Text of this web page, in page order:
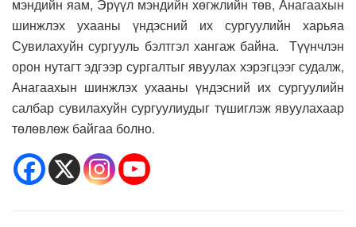
мэндийн яам, Эрүүл мэндийн хөгжлийн төв, Анагаахын
шинжлэх ухааны үндэсний их сургуулийн харьяа
Сувилахуйн сургууль бэлтгэл хангаж байна. Түүнчлэн
орон нутагт эдгээр сургалтыг явуулах хэрэгцээг судалж,
Анагаахын шинжлэх ухааны үндэсний их сургуулийн
салбар сувилахуйн сургуулиудыг түшиглэж явуулахаар
төлөвлөж байгаа болно.